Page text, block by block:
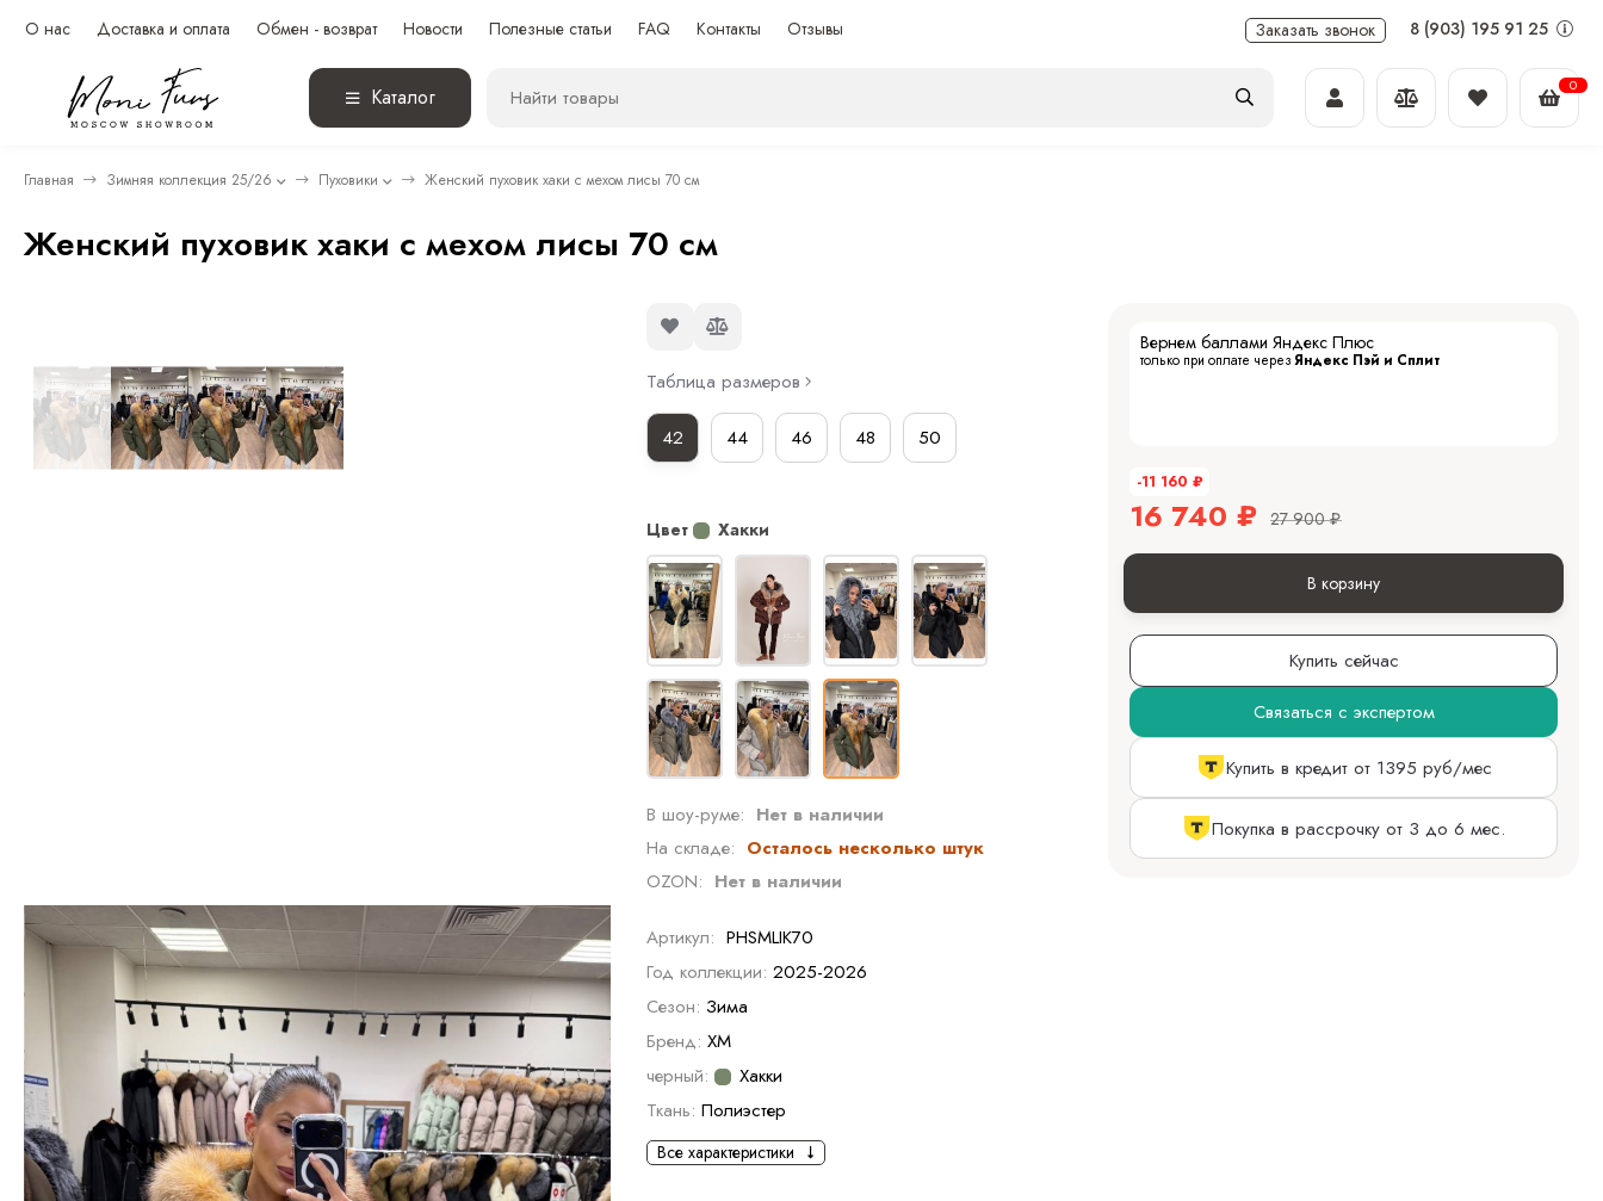
О нас Доставка и оплата Обмен - возврат Новости Полезные статьи FAQ Контакты Отзывы Заказать звонок 8 (903) 195 91 25
Каталог 0
Главная Зимняя коллекция 25/26 Пуховики Женский пуховик хаки с мехом лисы 70 см
Женский пуховик хаки с мехом лисы 70 см
Таблица размеров
42 44 46 48 50
Цвет Хакки
В шоу-руме: Нет в наличии
На складе: Осталось несколько штук
OZON: Нет в наличии
Артикул: PHSMLIK70
Год коллекции: 2025-2026
Сезон: Зима
Бренд: XM
черный:
Хакки
Ткань: Полиэстер
Все характеристики
Вернем баллами Яндекс Плюс
только при оплате черезЯндекс Пэй и Сплит
-11 160 ₽
16 740 ₽ 27 900 ₽
В корзину
Купить сейчас
Связаться с экспертом
Купить в кредит от 1395 руб/мес
Покупка в рассрочку от 3 до 6 мес.